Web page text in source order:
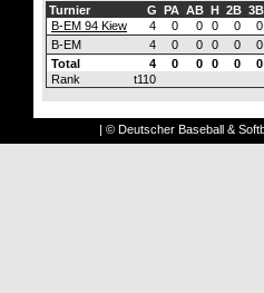
Turnier G PA AB H 2B 3B
B-EM 94 Kiew
4 0 0 0 0
0
B-EM
4 0 0 0 0
0
Total
4 0 0 0 0
0
Rank
t110
| © Deutscher Baseball &